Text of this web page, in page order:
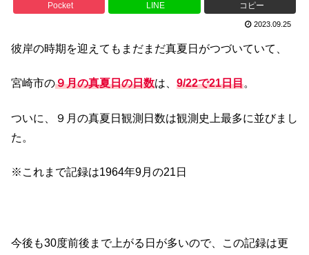
Pocket LINE コピー
2023.09.25
彼岸の時期を迎えてもまだまだ真夏日がつづいていて、
宮崎市の９月の真夏日の日数は、 9/22で21日目。
ついに、９月の真夏日観測日数は観測史上最多に並びまし
た。
※これまで記録は1964年9月の21日
今後も30度前後まで上がる日が多いので、この記録は更